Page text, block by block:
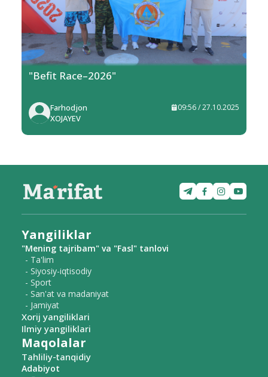
"Befit Race–2026"
Farhodjon
XOJAYEV
09:56 / 27.10.2025
Yangiliklar
"Mening tajribam" va "Fasl" tanlovi
- Ta'lim
- Siyosiy-iqtisodiy
- Sport
- San'at va madaniyat
- Jamiyat
Xorij yangiliklari
Ilmiy yangiliklari
Maqolalar
Tahliliy-tanqidiy
Adabiyot